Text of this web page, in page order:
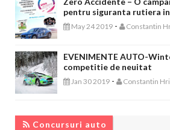
pentru siguranta rutiera in
May 24 2019 - Constantin
EVENIMENTE AUTO-
competitie de neuitat
Jan 30 2019 - Constantin
Concursuri auto